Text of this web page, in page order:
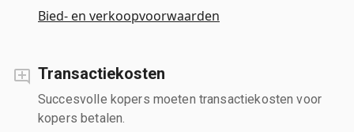
Bied- en verkoopvoorwaarden
Transactiekosten
Succesvolle kopers moeten transactiekosten voor
kopers betalen.